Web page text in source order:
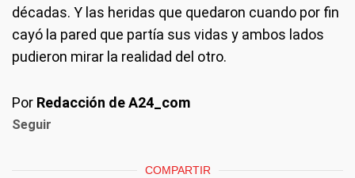
décadas. Y las heridas que quedaron cuando por fin
cayó la pared que partía sus vidas y ambos lados
pudieron mirar la realidad del otro.
Por Redacción de A24_com
Seguir
COMPARTIR